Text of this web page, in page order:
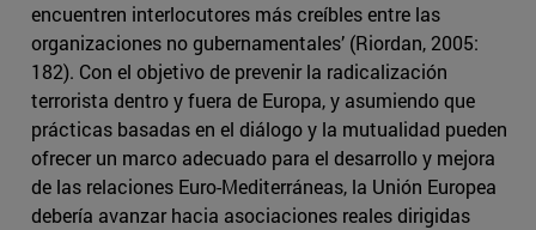
encuentren interlocutores más creíbles entre las
organizaciones no gubernamentales’ (Riordan, 2005:
182). Con el objetivo de prevenir la radicalización
terrorista dentro y fuera de Europa, y asumiendo que
prácticas basadas en el diálogo y la mutualidad pueden
ofrecer un marco adecuado para el desarrollo y mejora
de las relaciones Euro-Mediterráneas, la Unión Europea
debería avanzar hacia asociaciones reales dirigidas